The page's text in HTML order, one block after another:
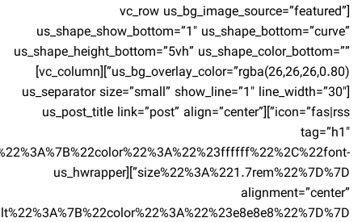
[vc_row us_bg_image_source=”featured”
us_shape_show_bottom=”1″ us_shape_bottom=”curve”
us_shape_height_bottom=”5vh” us_shape_color_bottom=””
us_bg_overlay_color=”rgba(26,26,26,0.80)”][vc_column]
[us_separator size=”small” show_line=”1″ line_width=”30″
icon=”fas|rss”][us_post_title link=”post” align=”center”
tag=”h1″
size%22%3A%221.7rem%22%7D%7D”][us_hwrapper
alignment=”center”